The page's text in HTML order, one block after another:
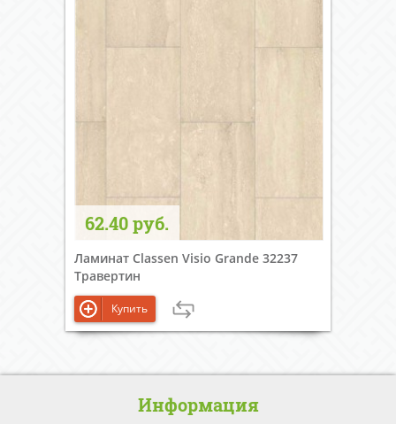
62.40 руб.
Ламинат Classen Visio Grande 32237
Травертин
Купить
Информация